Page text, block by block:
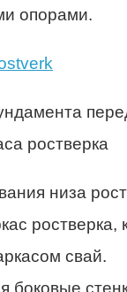
опорами.
ростверка
низа
ростверка,
свай.
боковые